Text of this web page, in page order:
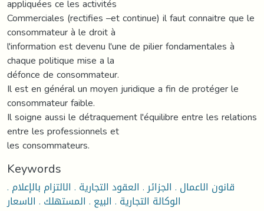
appliquées ce les activités
Commerciales (rectifies –et continue) il faut connaitre que le
consommateur à le droit à
l'information est devenu l'une de pilier fondamentales à
chaque politique mise a la
défonce de consommateur.
Il est en général un moyen juridique a fin de protéger le
consommateur faible.
Il soigne aussi le détraquement l'équilibre entre les relations
entre les professionnels et
les consommateurs.
Keywords
قانون الاعمال . الجزائر . العقود التجارية . الالتزام بالإعلام .
الوكالة التجارية . البيع . المستهلك . الاسعار